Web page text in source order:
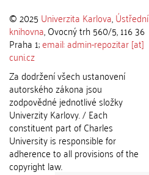
© 2025 Univerzita Karlova,Ústřední
knihovna, Ovocný trh 560/5, 116 36
Praha 1;email: admin-repozitar [at]
cuni.cz
Za dodržení všech ustanovení
autorského zákona jsou
zodpovědné jednotlivé složky
Univerzity Karlovy. / Each
constituent part of Charles
University is responsible for
adherence to all provisions of the
copyright law.